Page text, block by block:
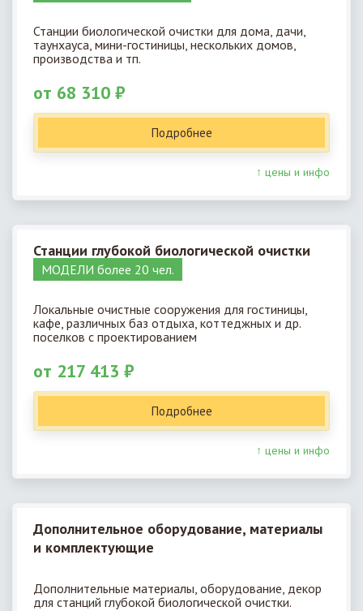
Станции биологической очистки для дома, дачи,
таунхауса, мини-гостиницы, нескольких домов,
производства и тп.
от 68 310 ₽
Подробнее
↑ цены и инфо
Станции глубокой биологической очистки
МОДЕЛИ более 20 чел.
Локальные очистные сооружения для гостиницы,
кафе, различных баз отдыха, коттеджных и др.
поселков с проектированием
от 217 413 ₽
Подробнее
↑ цены и инфо
Дополнительное оборудование, материалы
и комплектующие
Дополнительные материалы, оборудование, декор
для станций глубокой биологической очистки.